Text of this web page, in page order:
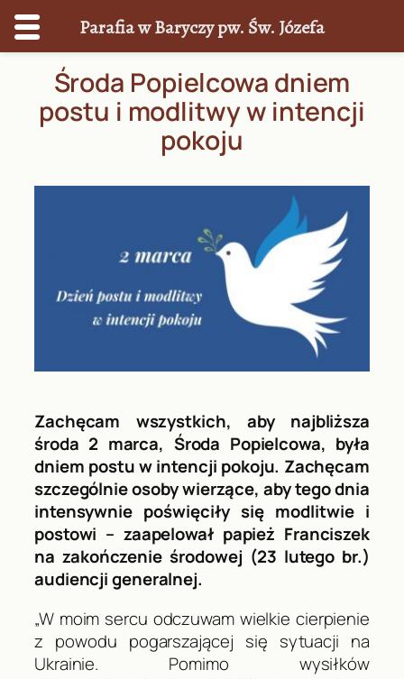
Przejdź
treści
Środa Popielcowa dniem
postu i modlitwy w intencji
pokoju
Zachęcam wszystkich, aby najbliższa
środa 2 marca, Środa Popielcowa, była
dniem postu w intencji pokoju. Zachęcam
szczególnie osoby wierzące, aby tego dnia
intensywnie poświęciły się modlitwie i
postowi – zaapelował papież Franciszek
na zakończenie środowej (23 lutego br.)
audiencji generalnej.
„W moim sercu odczuwam wielkie cierpienie
z powodu pogarszającej się sytuacji na
Ukrainie. Pomimo wysiłków
Parafia w Baryczy pw. Św. Józefa